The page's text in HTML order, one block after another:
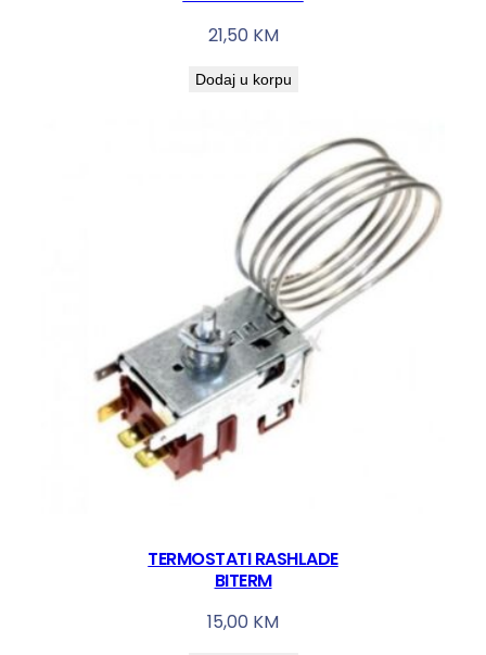
21,50 KM
Dodaj u korpu
TERMOSTATI RASHLADE
BITERM
15,00 KM